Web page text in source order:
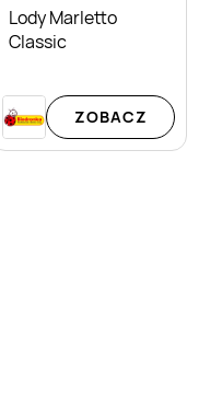
Lody Marletto
Classic
ZOBACZ